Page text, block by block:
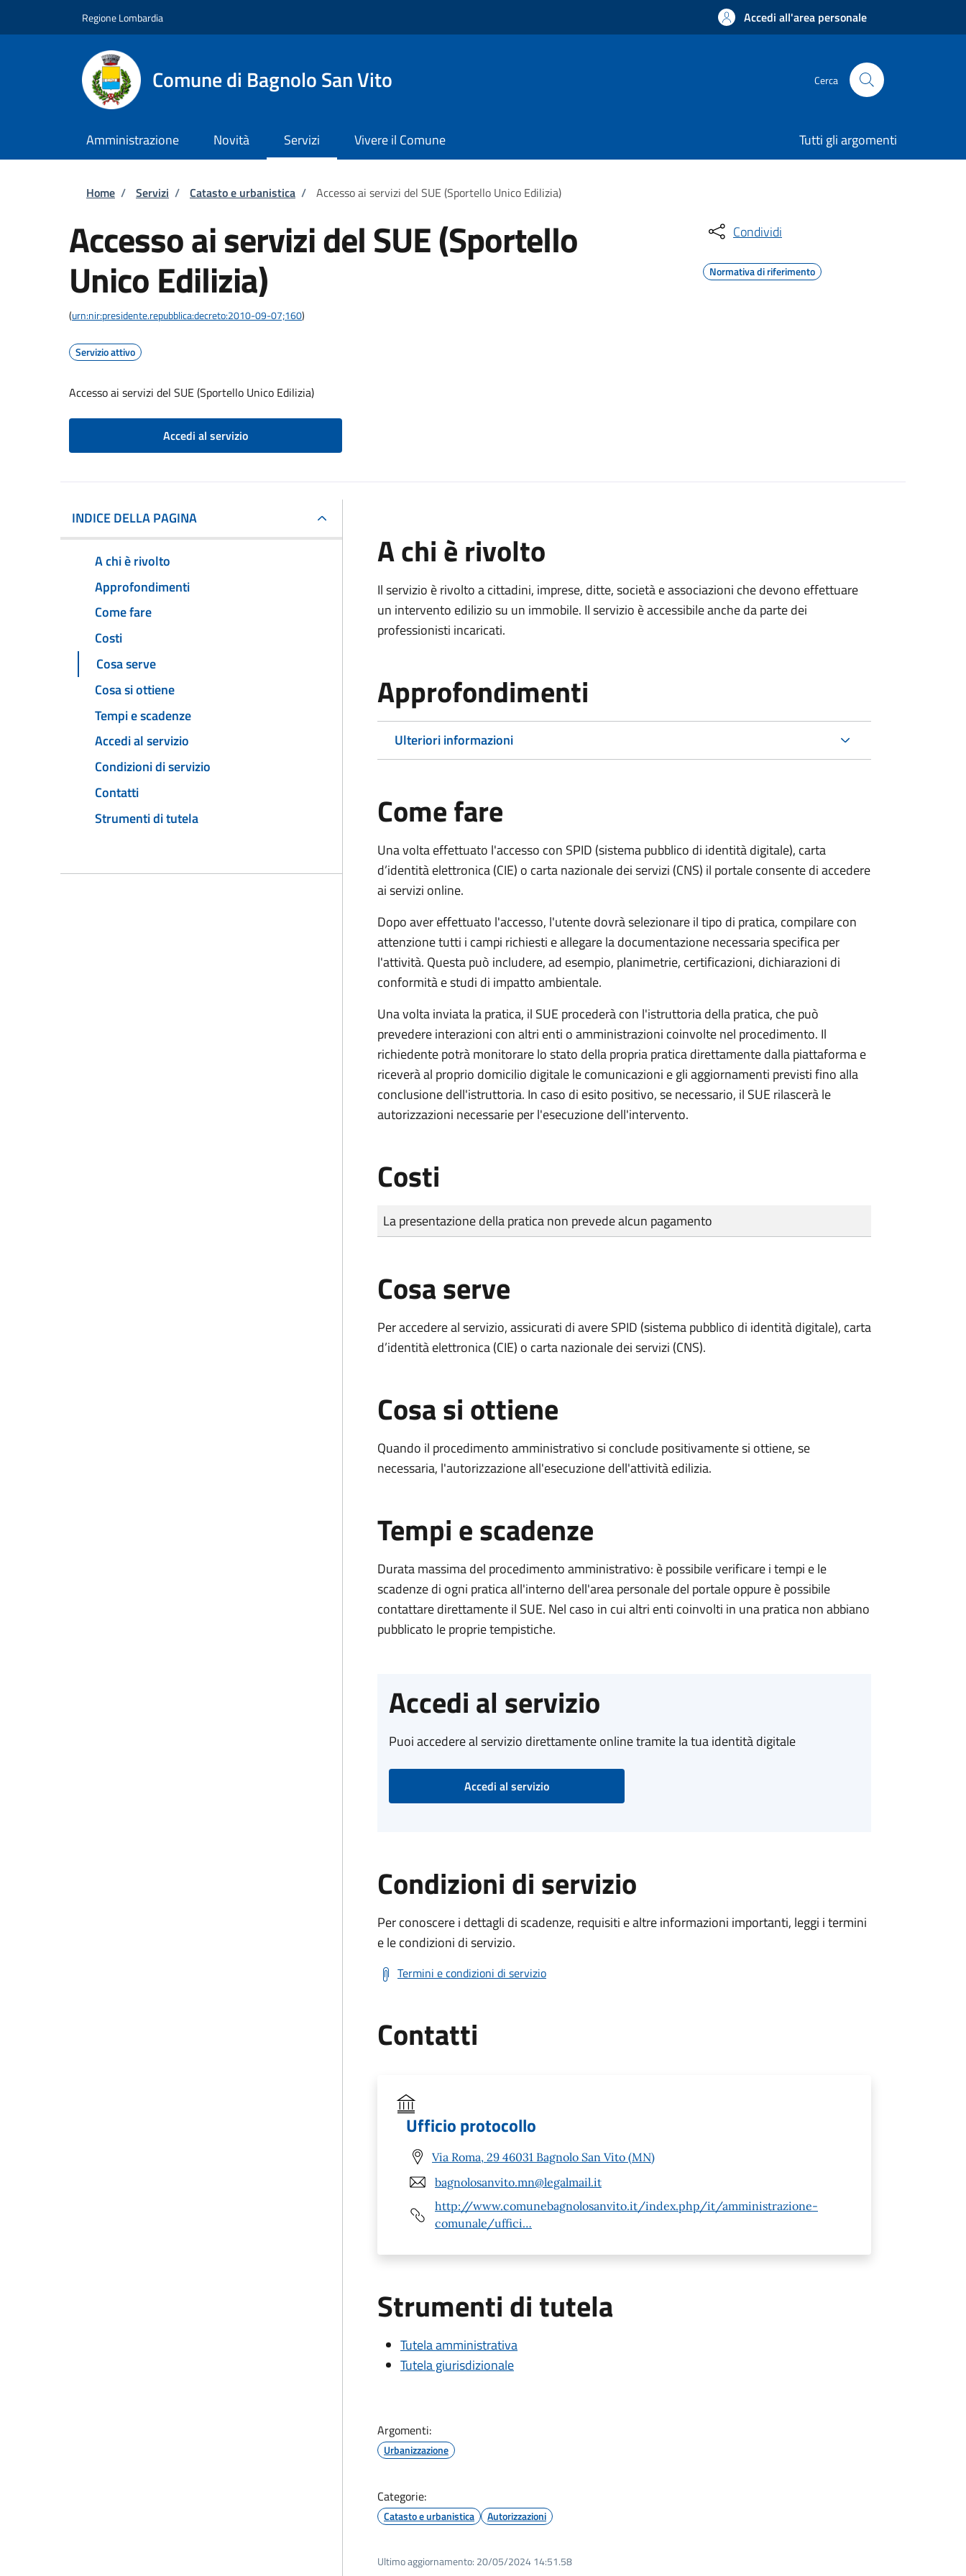
Regione Lombardia Accedi all'area personale
Comune di Bagnolo San Vito Cerca
Amministrazione Novità Servizi Vivere il Comune Tutti gli argomenti
Briciole di pane
Home / Servizi / Catasto e urbanistica / Accesso ai servizi del SUE (Sportello Unico Edilizia)
Accesso ai servizi del SUE (Sportello
Unico Edilizia)
(urn:nir:presidente.repubblica:decreto:2010-09-07;160)
Servizio attivo
Accesso ai servizi del SUE (Sportello Unico Edilizia)
Accedi al servizio
Condividi
Normativa di riferimento
INDICE DELLA PAGINA
A chi è rivolto
Approfondimenti
Come fare
Costi
Cosa serve
Cosa si ottiene
Tempi e scadenze
Accedi al servizio
Condizioni di servizio
Contatti
Strumenti di tutela
A chi è rivolto
Il servizio è rivolto a cittadini, imprese, ditte, società e associazioni che devono effettuare
un intervento edilizio su un immobile. Il servizio è accessibile anche da parte dei
professionisti incaricati.
Approfondimenti
Ulteriori informazioni
Come fare
Una volta effettuato l'accesso con SPID (sistema pubblico di identità digitale), carta
d’identità elettronica (CIE) o carta nazionale dei servizi (CNS) il portale consente di accedere
ai servizi online.
Dopo aver effettuato l'accesso, l'utente dovrà selezionare il tipo di pratica, compilare con
attenzione tutti i campi richiesti e allegare la documentazione necessaria specifica per
l'attività. Questa può includere, ad esempio, planimetrie, certificazioni, dichiarazioni di
conformità e studi di impatto ambientale.
Una volta inviata la pratica, il SUE procederà con l'istruttoria della pratica, che può
prevedere interazioni con altri enti o amministrazioni coinvolte nel procedimento. Il
richiedente potrà monitorare lo stato della propria pratica direttamente dalla piattaforma e
riceverà al proprio domicilio digitale le comunicazioni e gli aggiornamenti previsti fino alla
conclusione dell'istruttoria. In caso di esito positivo, se necessario, il SUE rilascerà le
autorizzazioni necessarie per l'esecuzione dell'intervento.
Costi
Tipo di pagamento
Importo
La presentazione della pratica non prevede alcun pagamento
Cosa serve
Per accedere al servizio, assicurati di avere SPID (sistema pubblico di identità digitale), carta
d’identità elettronica (CIE) o carta nazionale dei servizi (CNS).
Cosa si ottiene
Quando il procedimento amministrativo si conclude positivamente si ottiene, se
necessaria, l'autorizzazione all'esecuzione dell'attività edilizia.
Tempi e scadenze
Durata massima del procedimento amministrativo: è possibile verificare i tempi e le
scadenze di ogni pratica all'interno dell'area personale del portale oppure è possibile
contattare direttamente il SUE. Nel caso in cui altri enti coinvolti in una pratica non abbiano
pubblicato le proprie tempistiche.
Accedi al servizio
Puoi accedere al servizio direttamente online tramite la tua identità digitale
Accedi al servizio
Condizioni di servizio
Per conoscere i dettagli di scadenze, requisiti e altre informazioni importanti, leggi i termini
e le condizioni di servizio.
Termini e condizioni di servizio
Contatti
Ufficio protocollo
Via Roma, 29 46031 Bagnolo San Vito (MN)
bagnolosanvito.mn@legalmail.it
http://www.comunebagnolosanvito.it/index.php/it/amministrazione-
comunale/uffici…
Strumenti di tutela
Tutela amministrativa
Tutela giurisdizionale
Argomenti:
Urbanizzazione
Categorie:
Catasto e urbanistica Autorizzazioni
Ultimo aggiornamento: 20/05/2024 14:51.58